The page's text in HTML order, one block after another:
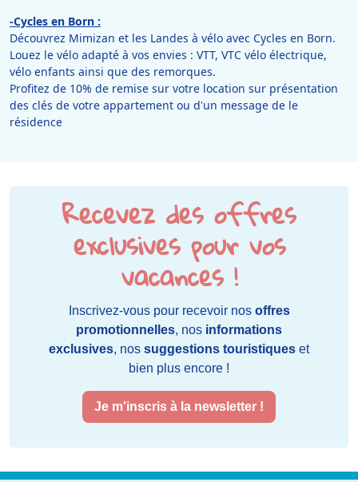
-Cycles en Born :
Découvrez Mimizan et les Landes à vélo avec Cycles en Born.
Louez le vélo adapté à vos envies : VTT, VTC vélo électrique,
vélo enfants ainsi que des remorques.
Profitez de 10% de remise sur votre location sur présentation
des clés de votre appartement ou d'un message de le
résidence
Recevez des offres
exclusives pour vos
vacances !
Inscrivez-vous pour recevoir nos offres
promotionnelles, nos informations
exclusives, nos suggestions touristiques et
bien plus encore !
Je m'inscris à la newsletter !